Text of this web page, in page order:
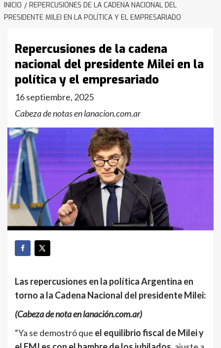
INICIO
REPERCUSIONES DE LA CADENA NACIONAL DEL
PRESIDENTE MILEI EN LA POLÍTICA Y EL EMPRESARIADO
Repercusiones de la cadena
nacional del presidente Milei en la
política y el empresariado
16 septiembre, 2025
Cabeza de notas en lanacion.com.ar
Las repercusiones en la política Argentina en
torno a la Cadena Nacional del presidente Milei:
(Cabeza de nota en lanación.com.ar)
“Ya se demostró que el equilibrio fiscal de Milei y